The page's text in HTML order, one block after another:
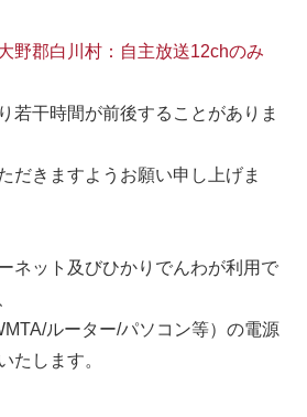
郡白川村：自主放送12chのみ
若干時間が前後することがありま
だきますようお願い申し上げま
ネット及びひかりでんわが利用で
ルーター/パソコン等）の電源
たします。